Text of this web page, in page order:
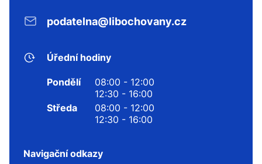
podatelna@libochovany.cz
Úřední hodiny
Pondělí
08:00 - 12:00
12:30 - 16:00
Středa
08:00 - 12:00
12:30 - 16:00
Navigační odkazy